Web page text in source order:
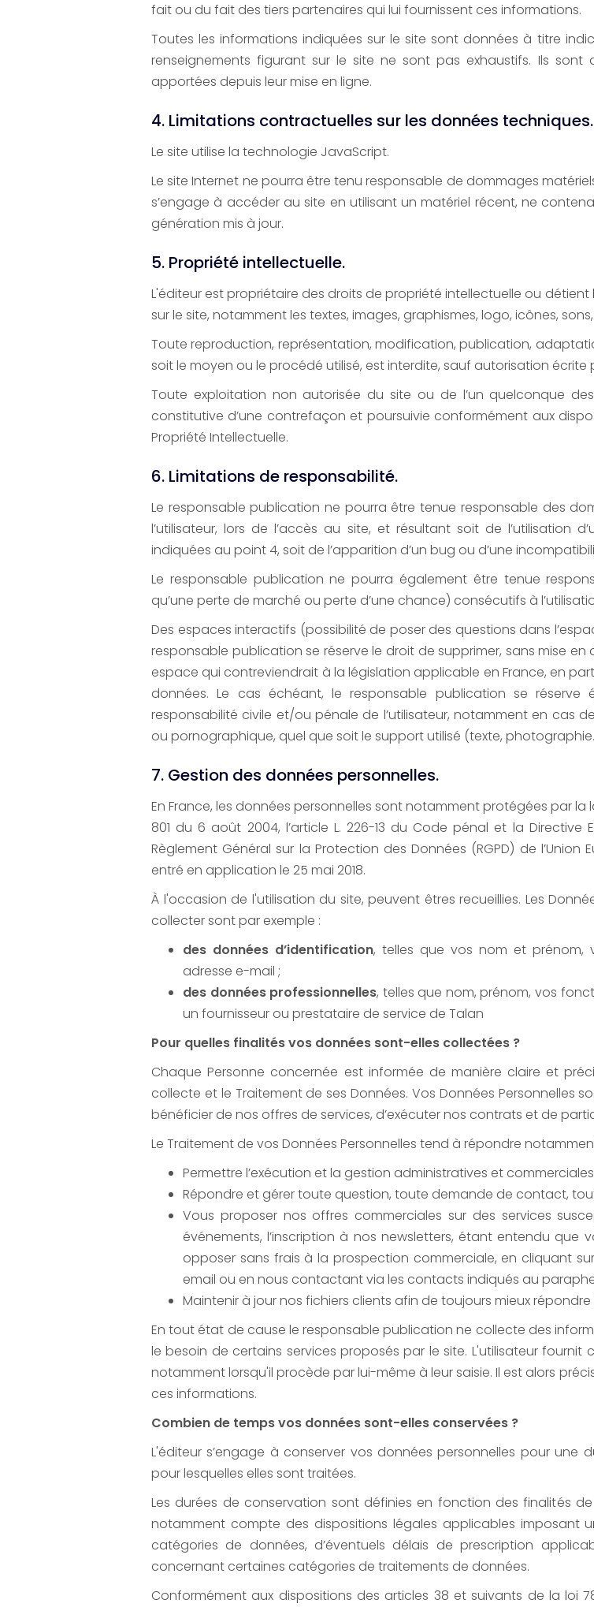
fait ou du fait des tiers partenaires qui lui fournissent ces informations.
Toutes les informations indiquées sur le site sont données à titre
renseignements figurant sur le site ne sont pas exhaustifs. Ils
apportées depuis leur mise en ligne.
4. Limitations contractuelles sur les données techniques.
Le site utilise la technologie JavaScript.
Le site Internet ne pourra être tenu responsable de dommages
s’engage à accéder au site en utilisant un matériel récent, ne
génération mis à jour.
5. Propriété intellectuelle.
L'éditeur est propriétaire des droits de propriété intellectuelle ou détient
sur le site, notamment les textes, images, graphismes, logo, icônes,
Toute reproduction, représentation, modification, publication,
soit le moyen ou le procédé utilisé, est interdite, sauf autorisation écrite
Toute exploitation non autorisée du site ou de l’un quelconque
constitutive d’une contrefaçon et poursuivie conformément aux
Propriété Intellectuelle.
6. Limitations de responsabilité.
Le responsable publication ne pourra être tenue responsable des
l’utilisateur, lors de l’accès au site, et résultant soit de l’utilisation
indiquées au point 4, soit de l’apparition d’un bug ou d’une
Le responsable publication ne pourra également être tenue
qu’une perte de marché ou perte d’une chance) consécutifs à
Des espaces interactifs (possibilité de poser des questions dans
responsable publication se réserve le droit de supprimer, sans mise
espace qui contreviendrait à la législation applicable en France, en
données. Le cas échéant, le responsable publication se
responsabilité civile et/ou pénale de l’utilisateur, notamment en cas
ou pornographique, quel que soit le support utilisé (texte,
7. Gestion des données personnelles.
En France, les données personnelles sont notamment protégées par la
801 du 6 août 2004, l’article L. 226-13 du Code pénal et la
Règlement Général sur la Protection des Données (RGPD) de
entré en application le 25 mai 2018.
À l'occasion de l'utilisation du site, peuvent êtres recueillies. Les
collecter sont par exemple :
des données d’identification, telles que vos nom et prénom,
adresse e-mail ;
des données professionnelles, telles que nom, prénom, vos
un fournisseur ou prestataire de service de Talan
Pour quelles finalités vos données sont-elles collectées ?
Chaque Personne concernée est informée de manière claire et
collecte et le Traitement de ses Données. Vos Données Personnelles
bénéficier de nos offres de services, d’exécuter nos contrats et de
Le Traitement de vos Données Personnelles tend à répondre
Permettre l’exécution et la gestion administratives et
Répondre et gérer toute question, toute demande de contact,
Vous proposer nos offres commerciales sur des services
événements, l’inscription à nos newsletters, étant entendu
opposer sans frais à la prospection commerciale, en cliquant
email ou en nous contactant via les contacts indiqués au paraphe
Maintenir à jour nos fichiers clients afin de toujours mieux
En tout état de cause le responsable publication ne collecte des
le besoin de certains services proposés par le site. L'utilisateur
notamment lorsqu'il procède par lui-même à leur saisie. Il est alors
ces informations.
Combien de temps vos données sont-elles conservées ?
L'éditeur s’engage à conserver vos données personnelles pour une
pour lesquelles elles sont traitées.
Les durées de conservation sont définies en fonction des finalités
notamment compte des dispositions légales applicables imposant
catégories de données, d’éventuels délais de prescription
concernant certaines catégories de traitements de données.
Conformément aux dispositions des articles 38 et suivants de la loi